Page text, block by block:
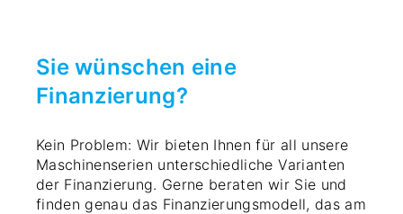
Sie wünschen eine
Finanzierung?
Kein Problem: Wir bieten Ihnen für all unsere
Maschinenserien unterschiedliche Varianten
der Finanzierung. Gerne beraten wir Sie und
finden genau das Finanzierungsmodell, das am